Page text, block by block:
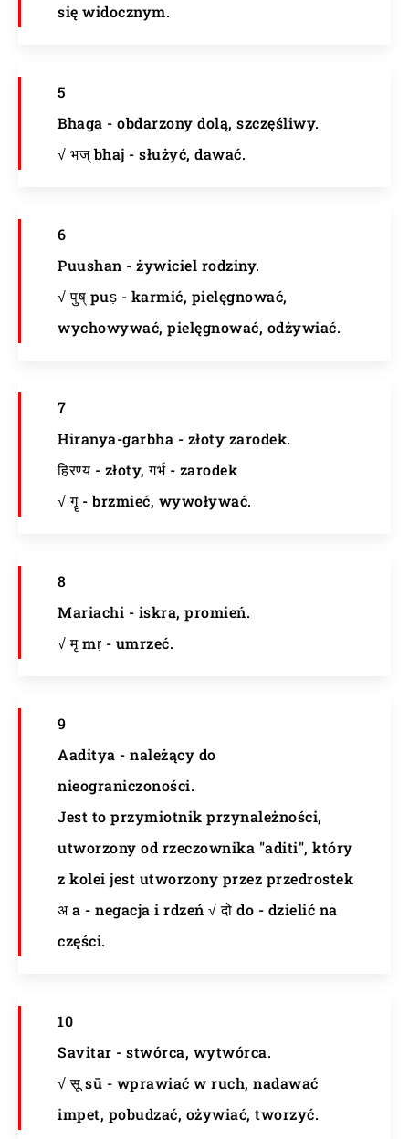
się widocznym.
5
Bhaga - obdarzony dolą, szczęśliwy.
√ भज् bhaj - służyć, dawać.
6
Puushan - żywiciel rodziny.
√ पुष् puṣ - karmić, pielęgnować,
wychowywać, pielęgnować, odżywiać.
7
Hiranya-garbha - złoty zarodek.
हिरण्य - złoty, गर्भ - zarodek
√ गॄ - brzmieć, wywoływać.
8
Mariachi - iskra, promień.
√ मृ mṛ - umrzeć.
9
Aaditya - należący do
nieograniczoności.
Jest to przymiotnik przynależności,
utworzony od rzeczownika "aditi", który
z kolei jest utworzony przez przedrostek
अ a - negacja i rdzeń √ दो do - dzielić na
części.
10
Savitar - stwórca, wytwórca.
√ सू sū - wprawiać w ruch, nadawać
impet, pobudzać, ożywiać, tworzyć.